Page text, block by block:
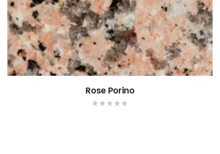
Rose Porino